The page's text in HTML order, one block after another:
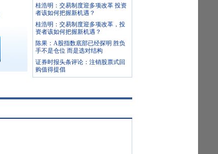
桂浩明：交易制度迎多项改革 投资
者该如何把握新机遇？
桂浩明：交易制度迎多项改革，投
资者该如何把握新机遇？
陈果：A股指数底部已经探明 胜负
手不是仓位 而是选对结构
证券时报头条评论：注销股票式回
购值得提倡